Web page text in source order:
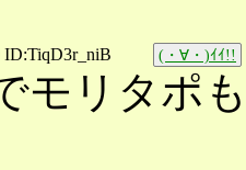
ID:TiqD3r_niB (・∀・)ｲｲ!!
モリタポ